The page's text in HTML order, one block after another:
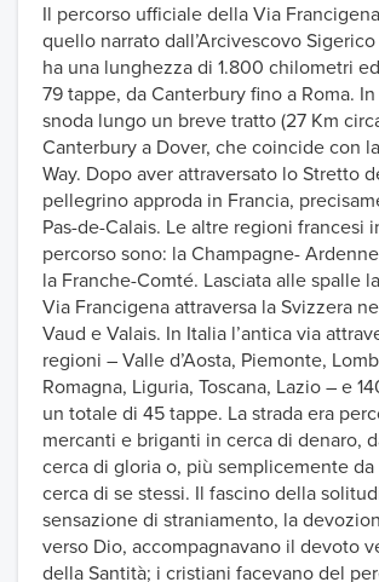
Il percorso ufficiale della Via
quello narrato dall’Arcivescovo
ha una lunghezza di 1.800 chilometri
79 tappe, da Canterbury fino a Roma.
snoda lungo un breve tratto (27 Km
Canterbury a Dover, che coincide con
Way. Dopo aver attraversato lo Stretto
pellegrino approda in Francia,
Pas-de-Calais. Le altre regioni francesi
percorso sono: la Champagne-
la Franche-Comté. Lasciata alle spalle
Via Francigena attraversa la Svizzera
Vaud e Valais. In Italia l’antica via
regioni – Valle d’Aosta, Piemonte,
Romagna, Liguria, Toscana, Lazio – e
un totale di 45 tappe. La strada era
mercanti e briganti in cerca di denaro,
cerca di gloria o, più semplicemente
cerca di se stessi. Il fascino della
sensazione di straniamento, la
verso Dio, accompagnavano il devoto
della Santità; i cristiani facevano del